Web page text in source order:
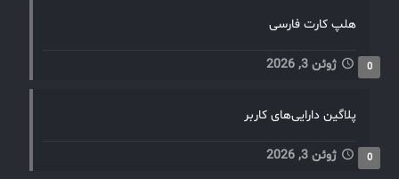
هلپ کارت فارسی
ژوئن 3, 2026 0
پلاگین دارایی‌های کاربر
ژوئن 3, 2026 0